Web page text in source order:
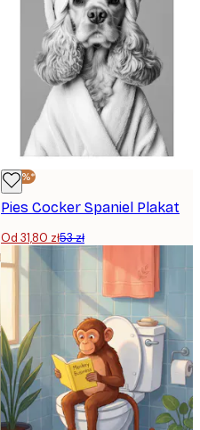
-40%*
Pies Cocker Spaniel Plakat
Od 31,80 zł53 zł